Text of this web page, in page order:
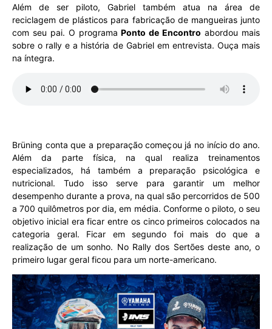
Além de ser piloto, Gabriel também atua na área de
reciclagem de plásticos para fabricação de mangueiras junto
com seu pai. O programa Ponto de Encontro abordou mais
sobre o rally e a história de Gabriel em entrevista. Ouça mais
na íntegra.
Brüning conta que a preparação começou já no início do ano.
Além da parte física, na qual realiza treinamentos
especializados, há também a preparação psicológica e
nutricional. Tudo isso serve para garantir um melhor
desempenho durante a prova, na qual são percorridos de 500
a 700 quilômetros por dia, em média. Conforme o piloto, o seu
objetivo inicial era ficar entre os cinco primeiros colocados na
categoria geral. Ficar em segundo foi mais do que a
realização de um sonho. No Rally dos Sertões deste ano, o
primeiro lugar geral ficou para um norte-americano.